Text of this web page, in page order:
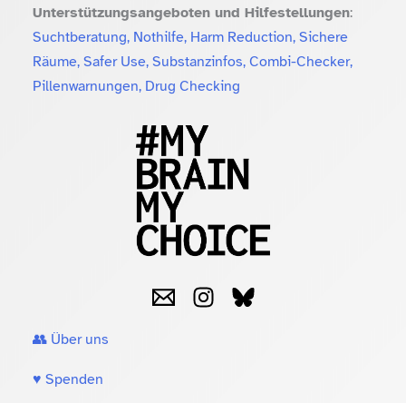
Unterstützungsangeboten und Hilfestellungen:
Suchtberatung, Nothilfe, Harm Reduction, Sichere
Räume, Safer Use, Substanzinfos, Combi-Checker,
Pillenwarnungen, Drug Checking
👥 Über uns
♥️ Spenden